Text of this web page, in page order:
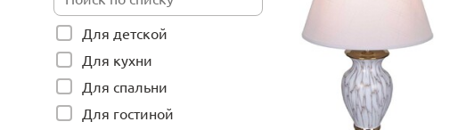
Для детской
Для кухни
Для спальни
Для гостиной